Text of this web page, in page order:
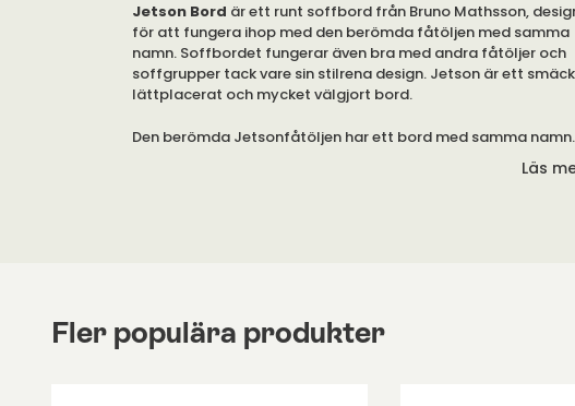
Jetson Bord är ett runt soffbord från Bruno Mathsson,
för att fungera ihop med den berömda fåtöljen med samma
namn. Soffbordet fungerar även bra med andra fåtöljer och
soffgrupper tack vare sin stilrena design. Jetson är ett
lättplacerat och mycket välgjort bord.
Den berömda Jetsonfåtöljen har ett bord med samma namn.
Pelarbordet Jetson kommer med ett underrede av förkromat
Läs
Fler populära produkter